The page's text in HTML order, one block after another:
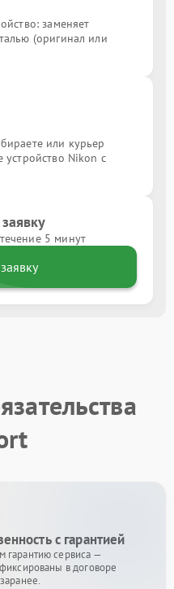
заменяет
(оригинал или
или курьер
устройство Nikon с
5 минут
с гарантией
гарантию сервиса —
в договоре